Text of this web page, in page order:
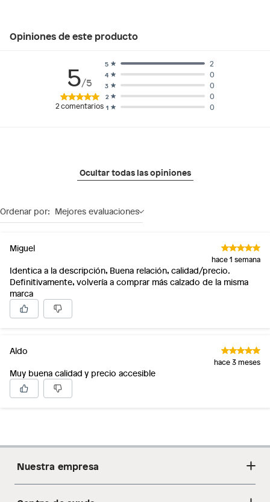
Opiniones de este producto
5/5
2comentarios 1 0
2 0
3 0
4 0
5 2
Ocultar todas las opiniones
Ordenar por: Mejores evaluaciones
Miguel
hace 1 semana
Identica a la descripción, Buena relación, calidad/precio.
Definitivamente, volvería a comprar más calzado de la misma
marca
Aldo
hace 3 meses
Muy buena calidad y precio accesible
Nuestra empresa